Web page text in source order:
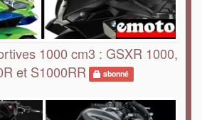
1000 cm3 : GSXR 1000,
et S1000RR
abonné